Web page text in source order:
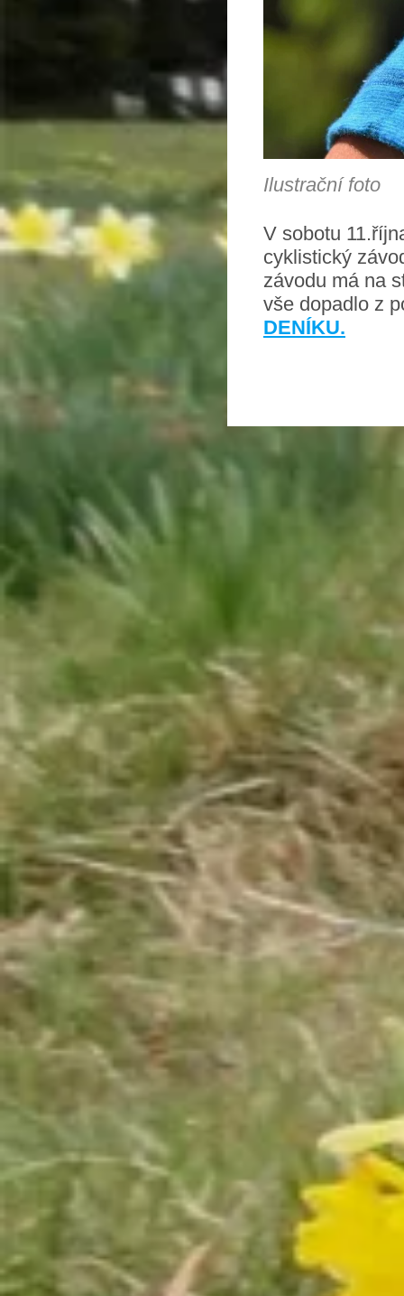
Ilustrační foto
V sobotu
cyklistický
závodu má na
vše dopadlo z
DENÍKU.